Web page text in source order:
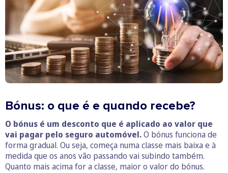
Bónus: o que é e quando recebe?
O bónus é um desconto que é aplicado ao valor que
vai pagar pelo seguro automóvel.O bónus funciona de
forma gradual. Ou seja, começa numa classe mais baixa e à
medida que os anos vão passando vai subindo também.
Quanto mais acima for a classe, maior o valor do bónus.